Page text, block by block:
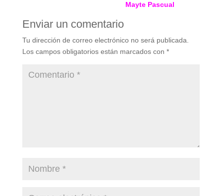
Mayte Pascual
Enviar un comentario
Tu dirección de correo electrónico no será publicada.
Los campos obligatorios están marcados con *